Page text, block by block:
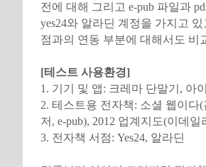
전에 대해 그리고 e-pub 파일과
yes24와 알라딘 계정을 가지고
점과의 연동 부분에 대해서도 비
[테스트 사용환경]
1. 기기 및 앱: 크레마 단말기, 아
2. 테스트용 전자책: 소셜 웹이다
저, e-pub), 2012 업계지도(이데일
3. 전자책 서점: Yes24, 알라딘